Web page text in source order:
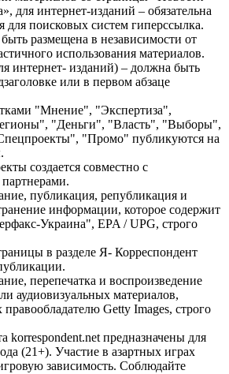
для интернет-изданий – обязательна
для поисковых систем гиперссылка.
размещена в независимости от
использования материалов.
интернет- изданий) – должна быть
или в первом абзаце
"Мнение", "Экспертиза",
"Деньги", "Власть", "Выборы",
"Промо" публикуются на
создается совместно с
публикация, републикация и
информации, которое содержит
Украина", EPA / UPG, строго
в разделе Я- Корреспондент
перепечатка и воспроизведение
аудиовизуальных материалов,
Getty Images, строго
korrespondent.net предназначены для
(21+). Участие в азартных играх
зависимость. Соблюдайте